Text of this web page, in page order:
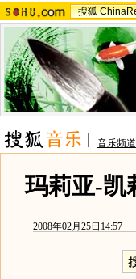
搜狐
音乐频
玛莉亚-凯
2008年02月25日14:57